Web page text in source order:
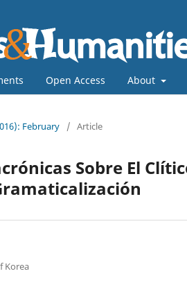
Open Access About
February / Article
Sobre El
Korea